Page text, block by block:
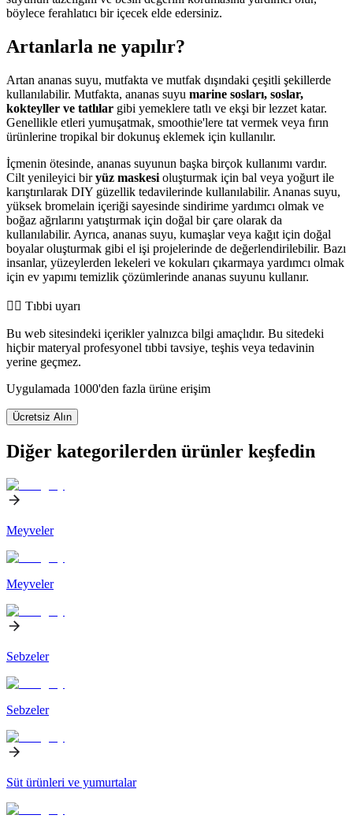
böylece ferahlatıcı bir içecek elde edersiniz.
Artanlarla ne yapılır?
Artan ananas suyu, mutfakta ve mutfak dışındaki çeşitli şekillerde
kullanılabilir. Mutfakta, ananas suyu marine sosları, soslar,
kokteyller ve tatlılar gibi yemeklere tatlı ve ekşi bir lezzet katar.
Genellikle etleri yumuşatmak, smoothie'lere tat vermek veya fırın
ürünlerine tropikal bir dokunuş eklemek için kullanılır.
İçmenin ötesinde, ananas suyunun başka birçok kullanımı vardır.
Cilt yenileyici biryüz maskesi oluşturmak için bal veya yoğurt ile
karıştırılarak DIY güzellik tedavilerinde kullanılabilir. Ananas suyu,
yüksek bromelain içeriği sayesinde sindirime yardımcı olmak ve
boğaz ağrılarını yatıştırmak için doğal bir çare olarak da
kullanılabilir. Ayrıca, ananas suyu, kumaşlar veya kağıt için doğal
boyalar oluşturmak gibi el işi projelerinde de değerlendirilebilir. Bazı
insanlar, yüzeylerden lekeleri ve kokuları çıkarmaya yardımcı olmak
için ev yapımı temizlik çözümlerinde ananas suyunu kullanır.
👨‍⚕️️ Tıbbi uyarı
Bu web sitesindeki içerikler yalnızca bilgi amaçlıdır. Bu sitedeki
hiçbir materyal profesyonel tıbbi tavsiye, teşhis veya tedavinin
yerine geçmez.
Uygulamada 1000'den fazla ürüne erişim
Ücretsiz Alın
Diğer kategorilerden ürünler keşfedin
Meyveler
Meyveler
Sebzeler
Sebzeler
Süt ürünleri ve yumurtalar